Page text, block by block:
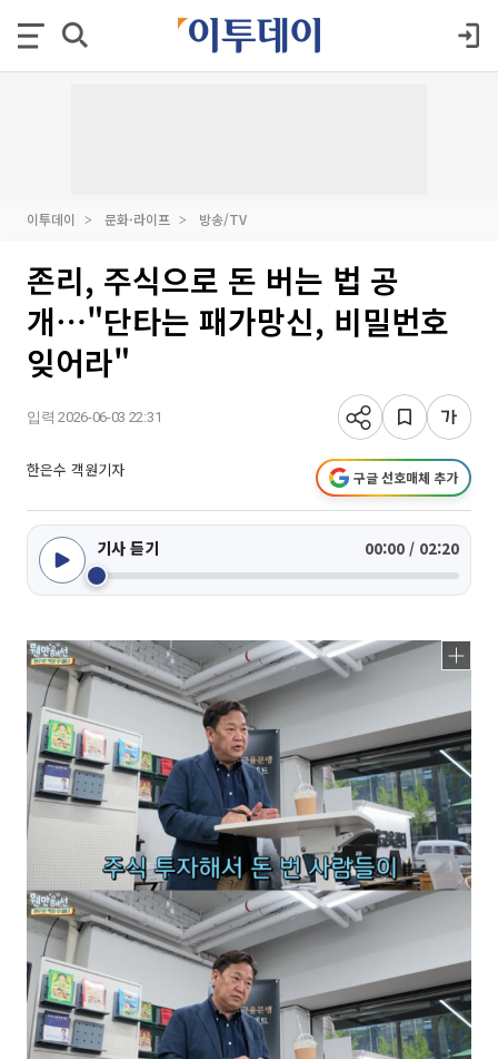
이투데이 문화·라이프 방송/TV
존리, 주식으로 돈 버는 법 공
개⋯"단타는 패가망신, 비밀번호
잊어라"
입력 2026-06-03 22:31
한은수 객원기자 구글 선호매체 추가
기사 듣기 00:00 / 02:20